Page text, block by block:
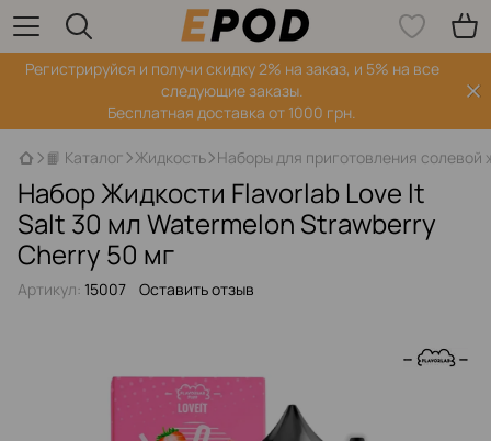
Регистрируйся‌ и получи скидку 2% на заказ, и 5% на все
следующие заказы.
Бесплатная доставка от 1000 грн.
📙 Каталог Жидкость Наборы для приготовления солевой
Набор Жидкости Flavorlab Love It
Salt 30 мл Watermelon Strawberry
Cherry 50 мг
Артикул: 15007 Оставить отзыв